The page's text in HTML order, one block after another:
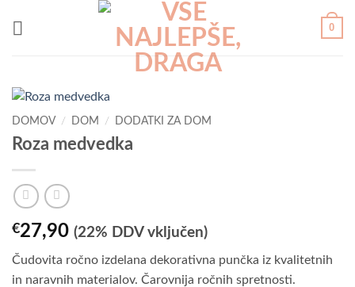
0
DOMOV / DOM / DODATKI ZA DOM
Roza medvedka
€27,90 (22% DDV vključen)
Čudovita ročno izdelana dekorativna punčka iz kvalitetnih
in naravnih materialov. Čarovnija ročnih spretnosti.